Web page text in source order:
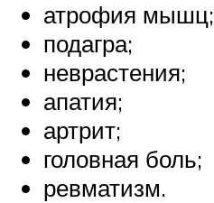
атрофия мышц;
подагра;
неврастения;
апатия;
артрит;
головная боль;
ревматизм.